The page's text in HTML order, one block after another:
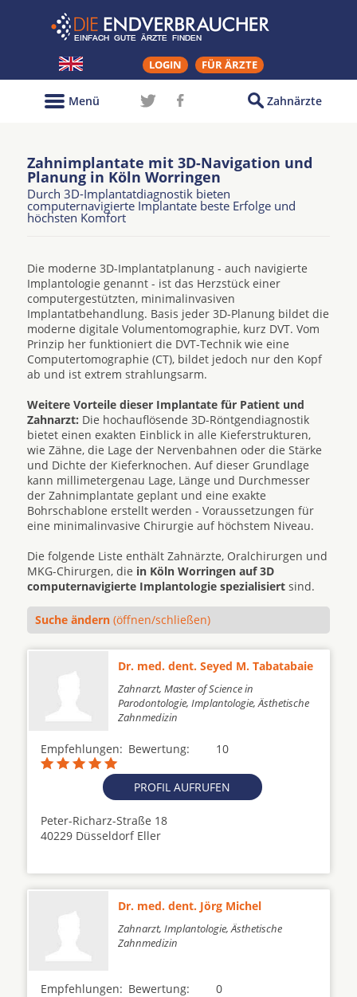
LOGIN FÜR ÄRZTE
Zahnärzte
Menü
Zahnimplantate mit 3D-Navigation und
Planung in Köln Worringen
Durch 3D-Implantatdiagnostik bieten
computernavigierte Implantate beste Erfolge und
höchsten Komfort
Die moderne 3D-Implantatplanung - auch navigierte
Implantologie genannt - ist das Herzstück einer
computergestützten, minimalinvasiven
Implantatbehandlung. Basis jeder 3D-Planung bildet die
moderne digitale Volumentomographie, kurz DVT. Vom
Prinzip her funktioniert die DVT-Technik wie eine
Computertomographie (CT), bildet jedoch nur den Kopf
ab und ist extrem strahlungsarm.
Weitere Vorteile dieser Implantate für Patient und
Zahnarzt: Die hochauflösende 3D-Röntgendiagnostik
bietet einen exakten Einblick in alle Kieferstrukturen,
wie Zähne, die Lage der Nervenbahnen oder die Stärke
und Dichte der Kieferknochen. Auf dieser Grundlage
kann millimetergenau Lage, Länge und Durchmesser
der Zahnimplantate geplant und eine exakte
Bohrschablone erstellt werden - Voraussetzungen für
eine minimalinvasive Chirurgie auf höchstem Niveau.
Die folgende Liste enthält Zahnärzte, Oralchirurgen und
MKG-Chirurgen, die in Köln Worringen auf 3D
computernavigierte Implantologie spezialisiert sind.
Suche ändern (öffnen/schließen)
Dr. med. dent. Seyed M. Tabatabaie
Zahnarzt, Master of Science in
Parodontologie, Implantologie, Ästhetische
Zahnmedizin
Empfehlungen: 10
Bewertung:
PROFIL AUFRUFEN
Peter-Richarz-Straße 18
40229 Düsseldorf Eller
Dr. med. dent. Jörg Michel
Zahnarzt, Implantologie, Ästhetische
Zahnmedizin
Empfehlungen: 0
Bewertung: